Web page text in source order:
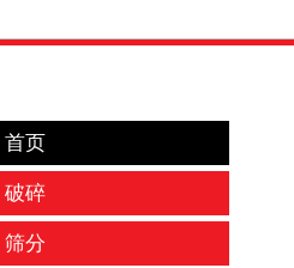
首页
破碎
筛分